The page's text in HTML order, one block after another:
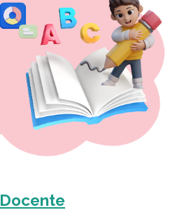
Docente